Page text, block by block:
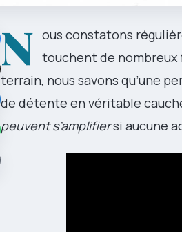
N ous constatons
touchent de nombreux
terrain, nous savons qu’une
de détente en véritable
peuvent s’amplifiersi aucune